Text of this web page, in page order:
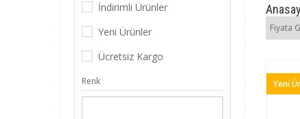
İndirimli Ürünler
Yeni Ürünler
Ücretsiz Kargo
Renk
alt ve
Kız
Fiyata
Yeni